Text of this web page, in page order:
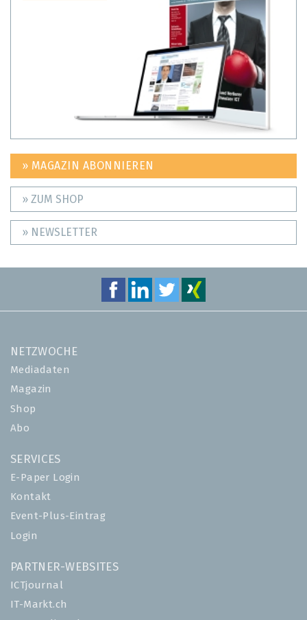
» MAGAZIN ABONNIEREN
» ZUM SHOP
» NEWSLETTER
NETZWOCHE
Mediadaten
Magazin
Shop
Abo
SERVICES
E-Paper Login
Kontakt
Event-Plus-Eintrag
Login
PARTNER-WEBSITES
ICTjournal
IT-Markt.ch